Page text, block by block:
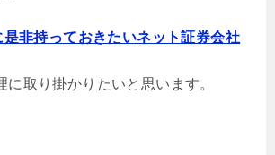
是非持っておきたいネット証券会社
に取り掛かりたいと思います。